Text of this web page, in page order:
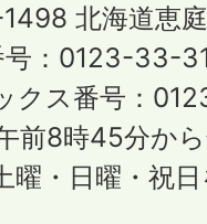
北海道恵
号：0123-33-
クス番号：
前8時45分か
曜・日曜・祝